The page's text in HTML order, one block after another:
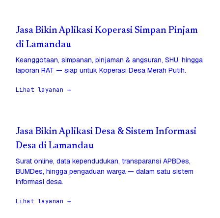
Jasa Bikin Aplikasi Koperasi Simpan Pinjam
di Lamandau
Keanggotaan, simpanan, pinjaman & angsuran, SHU, hingga
laporan RAT — siap untuk Koperasi Desa Merah Putih.
Lihat layanan →
Jasa Bikin Aplikasi Desa & Sistem Informasi
Desa di Lamandau
Surat online, data kependudukan, transparansi APBDes,
BUMDes, hingga pengaduan warga — dalam satu sistem
informasi desa.
Lihat layanan →